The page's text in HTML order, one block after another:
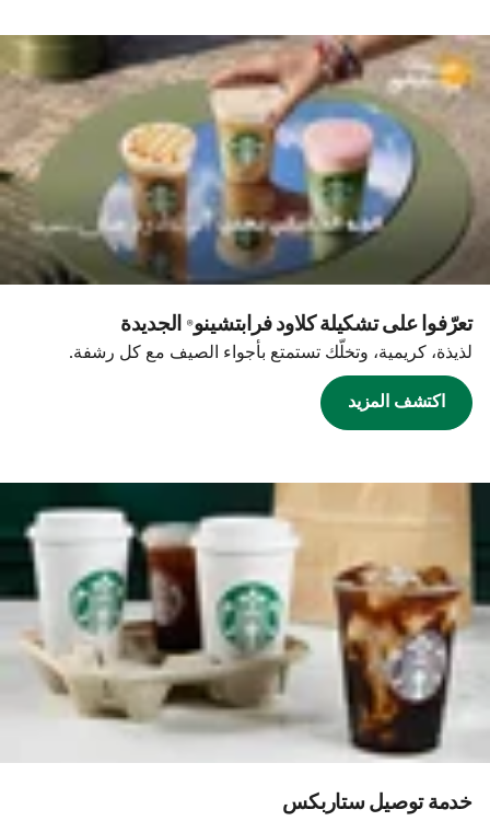
تعرّفوا على تشكيلة كلاود فرابتشينو® الجديدة
لذيذة، كريمية، وتخلّك تستمتع بأجواء الصيف مع كل رشفة.
اكتشف المزيد
خدمة توصيل ستاربكس